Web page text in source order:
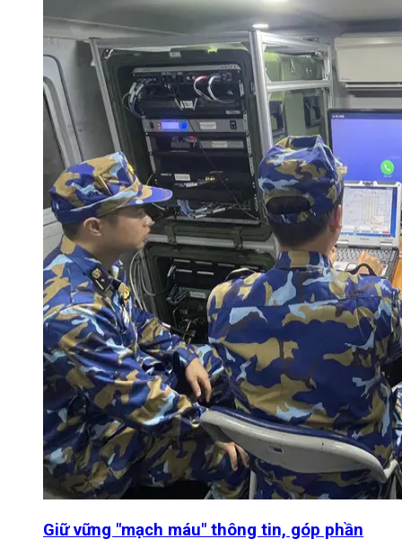
Giữ vững "mạch máu" thông tin, góp phần